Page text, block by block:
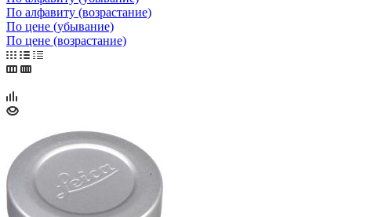
По алфавиту (возрастание)
По цене (убывание)
По цене (возрастание)